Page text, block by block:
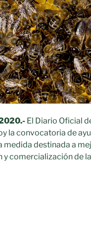
El Diario Oficial
la convocatoria de
medida destinada a
comercialización de